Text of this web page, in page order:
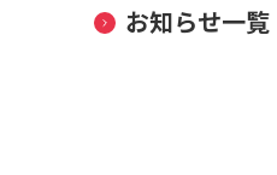
お知らせ一覧